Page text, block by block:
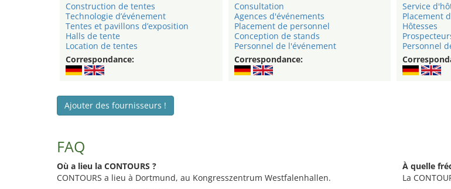
Construction de tentes
Technologie d’événement
Tentes et pavillons d’exposition
Halls de tente
Location de tentes
Correspondance:
Consultation
Agences d'événements
Placement de personnel
Conception de stands
Personnel de l'événement
Correspondance:
Service
Placement
Hôtesses
Personnel
Ajouter des fournisseurs !
FAQ
Où a lieu la CONTOURS ?
CONTOURS a lieu à Dortmund, au Kongresszentrum Westfalenhallen.
À quelle
La